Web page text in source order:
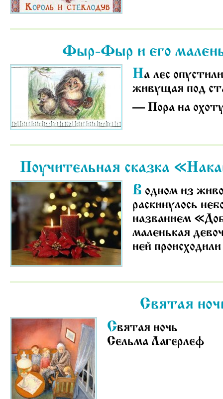
Фыр-Фыр и его
Н а лес
живущая под
— Пора на
Поучительная сказка
В одном из
раскинулось
названием
маленькая
ней
Святая
Святая ночь
Сельма Лагерлеф